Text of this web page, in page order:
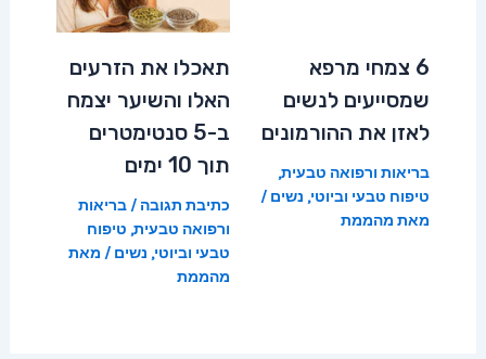
6 צמחי מרפא
שמסייעים לנשים
לאזן את ההורמונים
בריאות ורפואה טבעית,
טיפוח טבעי וביוטי, נשים /
מאת מהממת
תאכלו את הזרעים
האלו והשיער יצמח
ב-5 סנטימטרים
תוך 10 ימים
כתיבת תגובה /בריאות
ורפואה טבעית, טיפוח
טבעי וביוטי, נשים / מאת
מהממת